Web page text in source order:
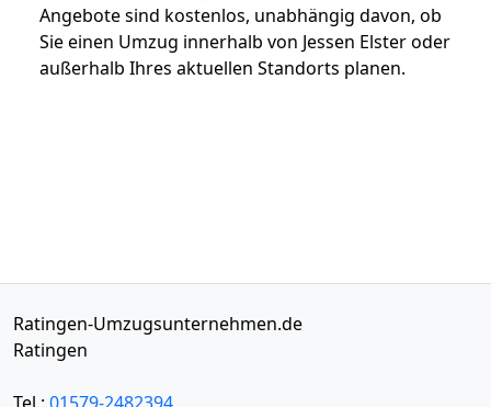
Angebote sind kostenlos, unabhängig davon, ob
Sie einen Umzug innerhalb von Jessen Elster oder
außerhalb Ihres aktuellen Standorts planen.
Ratingen-Umzugsunternehmen.de
Ratingen
Tel.: 01579-2482394